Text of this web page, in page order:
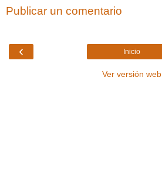
Publicar un comentario
‹ Inicio
Ver versión web